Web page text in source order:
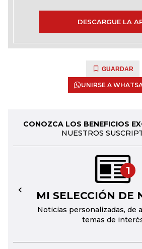
DESCARGUE LA
GUARDAR
UNIRSE A
CONOZCA LOS BENEFICIOS
NUESTROS
1
MI SELECCIÓN DE
Noticias personalizadas, de
temas de
←